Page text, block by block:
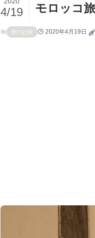
モロッコ
4/19
旅の記録 2020年4月19日